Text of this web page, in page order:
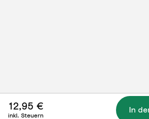
12,95 €
inkl. Steuern
In